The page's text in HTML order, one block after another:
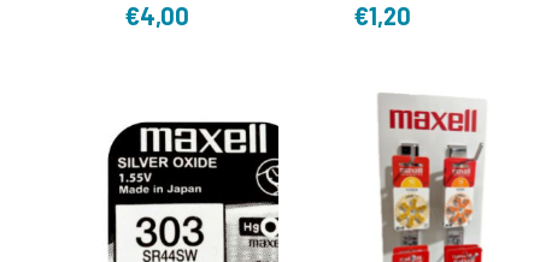
€4,00 €1,20